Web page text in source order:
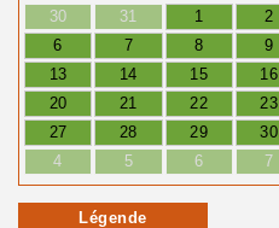
30
31 1 2
6
7 8 9
13
14 15 16
20
21 22 23
27
28 29 30
4
5 6 7
Légende